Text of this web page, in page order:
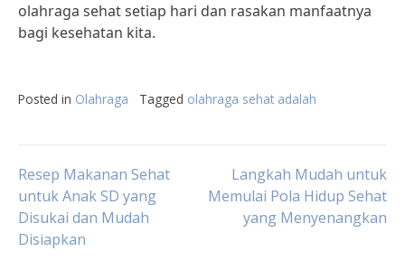
olahraga sehat setiap hari dan rasakan manfaatnya
bagi kesehatan kita.
Posted in Olahraga Tagged olahraga sehat adalah
Post
navigation
Resep Makanan Sehat
untuk Anak SD yang
Disukai dan Mudah
Disiapkan
Langkah Mudah untuk
Memulai Pola Hidup Sehat
yang Menyenangkan